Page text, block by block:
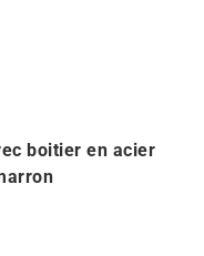
boitier en acier